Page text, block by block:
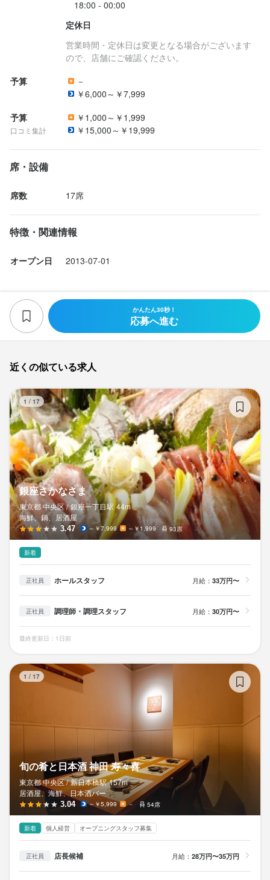
定休日
営業時間・定休日は変更となる場合がございます
ので、店舗にご確認ください。
予算
－
￥6,000～￥7,999
予算
口コミ集計
￥1,000～￥1,999
￥15,000～￥19,999
席・設備
席数 17席
特徴・関連情報
オープン日 2013-07-01
かんたん30秒！
応募へ進む
近くの似ている求人
1 / 17
銀座さかなさま
東京都 中央区 / 銀座一丁目駅 44m
海鮮、鍋、居酒屋
3.47 ～￥7,999 ～￥1,999 93席
新着
正社員 ホールスタッフ 月給： 33万円〜
正社員 調理師・調理スタッフ 月給： 30万円〜
最終更新日：1日前
1 / 17
旬の肴と日本酒 神田 寿々喜
東京都 中央区 / 新日本橋駅 157m
居酒屋、海鮮、日本酒バー
3.04 ～￥5,999 － 54席
新着 個人経営 オープニングスタッフ募集
正社員 店長候補 月給： 28万円〜35万円
一度、カジュアルにお話しましょう。
ご応募を心よりお待ちしております。
東京都中央区銀座5-4-15 西五ビル 3F
OysterCompany株式会社
最終更新日2023/07/27